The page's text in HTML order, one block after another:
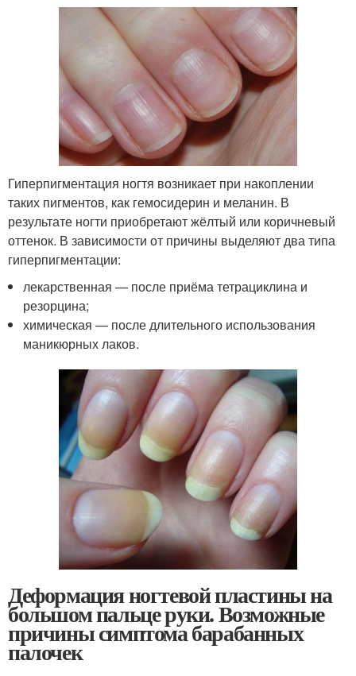
Гиперпигментация ногтя возникает при накоплении
таких пигментов, как гемосидерин и меланин. В
результате ногти приобретают жёлтый или коричневый
оттенок. В зависимости от причины выделяют два типа
гиперпигментации:
лекарственная — после приёма тетрациклина и
резорцина;
химическая — после длительного использования
маникюрных лаков.
Деформация ногтевой пластины на
большом пальце руки. Возможные
причины симптома барабанных
палочек